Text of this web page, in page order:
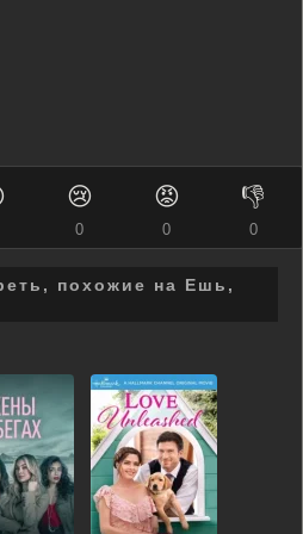
😢
0
😡
0
👎
0
похожие на Ешь,